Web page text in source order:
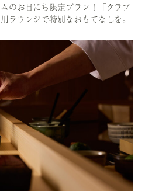
のお日にち限定プラン！「クラブ
ラウンジで特別なおもてなしを。